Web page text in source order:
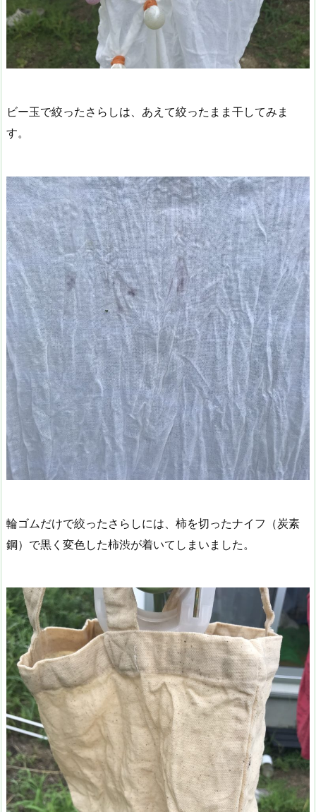
ビー玉で絞ったさらしは、あえて絞ったまま干してみま
す。
輪ゴムだけで絞ったさらしには、柿を切ったナイフ（炭素
鋼）で黒く変色した柿渋が着いてしまいました。